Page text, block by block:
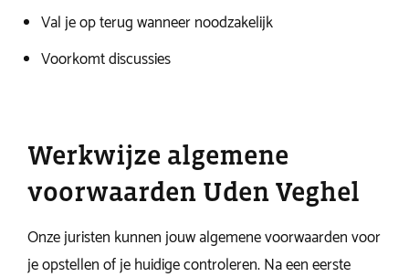
Val je op terug wanneer noodzakelijk
Voorkomt discussies
Werkwijze algemene
voorwaarden Uden Veghel
Onze juristen kunnen jouw algemene voorwaarden voor
je opstellen of je huidige controleren. Na een eerste